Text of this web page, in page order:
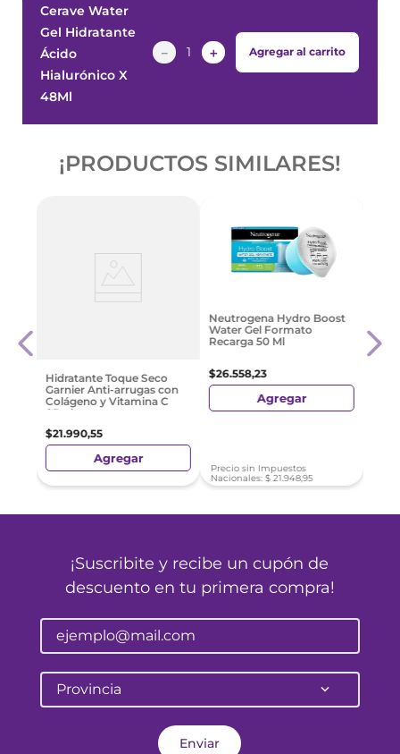
Cerave Water
Gel Hidratante
Ácido
Hialurónico X
48Ml
＋
－ Agregar al carrito
¡PRODUCTOS SIMILARES!
Hidratante Toque Seco
Garnier Anti-arrugas con
Colágeno y Vitamina C
85ml
$21.990,55
Agregar
Neutrogena Hydro Boost
Water Gel Formato
Recarga 50 Ml
$26.558,23
Agregar
Precio sin Impuestos
Nacionales: $ 21.948,95
De
¡Suscribite y recibe un cupón de
descuento en tu primera compra!
Provincia
Enviar